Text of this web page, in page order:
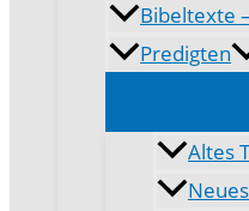
Bibeltexte
Predigten
Altes